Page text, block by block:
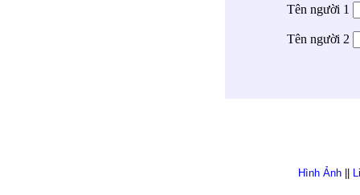
Tên người 1
Tên người 2
Hình Ảnh